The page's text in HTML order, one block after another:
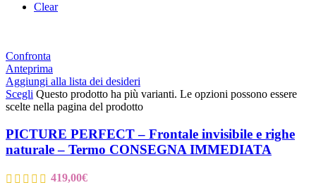
Clear
Confronta
Anteprima
Aggiungi alla lista dei desideri
Scegli Questo prodotto ha più varianti. Le opzioni possono essere
scelte nella pagina del prodotto
PICTURE PERFECT – Frontale invisibile e righe
naturale – Termo CONSEGNA IMMEDIATA
419,00€